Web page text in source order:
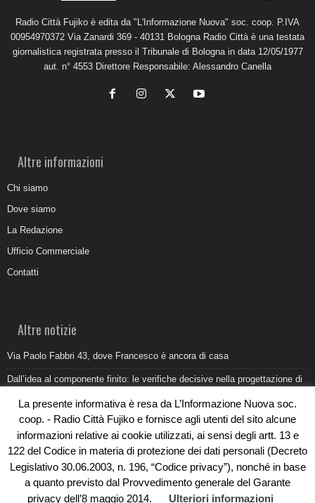
Radio Città Fujiko è edita da "L'Informazione Nuova" soc. coop. P.IVA
00954970372 Via Zanardi 369 - 40131 Bologna Radio Città è una testata
giornalistica registrata presso il Tribunale di Bologna in data 12/05/1977
aut. n° 4553 Direttore Responsabile: Alessandro Canella
Altre informazioni
Chi siamo
Dove siamo
La Redazione
Ufficio Commerciale
Contatti
Altre notizie
Via Paolo Fabbri 43, dove Francesco è ancora di casa
Dall’idea al componente finito: le verifiche decisive nella progettazione di
Belvedere Marittimo e il report ARPACAL 2026 sulla qualità del mare
Come organizzare e allestire una camera ardente per l’ultimo saluto
Umidità di risalita in casa, come riconoscere i segnali veri
La presente informativa è resa da L’Informazione Nuova soc.
coop. - Radio Città Fujiko e fornisce agli utenti del sito alcune
informazioni relative ai cookie utilizzati, ai sensi degli artt. 13 e
122 del Codice in materia di protezione dei dati personali (Decreto
Legislativo 30.06.2003, n. 196, “Codice privacy”), nonché in base
a quanto previsto dal Provvedimento generale del Garante
privacy dell’8 maggio 2014.
Ulteriori informazioni